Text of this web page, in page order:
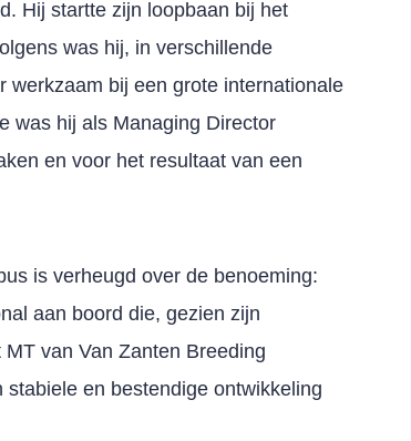
Hij startte zijn loopbaan bij het
was hij, in verschillende
werkzaam bij een grote internationale
was hij als Managing Director
en voor het resultaat van een
is verheugd over de benoeming:
aan boord die, gezien zijn
van Van Zanten Breeding
en bestendige ontwikkeling